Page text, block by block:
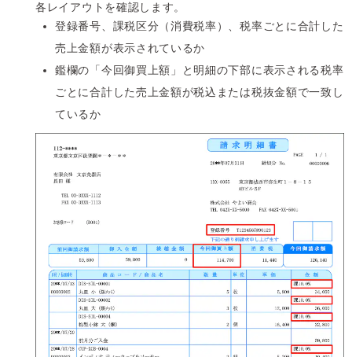
各レイアウトを確認します。
登録番号、課税区分（消費税率）、税率ごとに合計した
売上金額が表示されているか
鑑欄の「今回御買上額」と明細の下部に表示される税率
ごとに合計した売上金額が税込または税抜金額で一致し
ているか